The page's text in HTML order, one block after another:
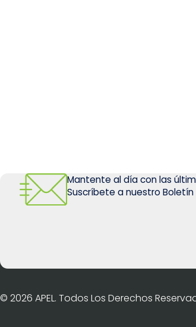
Mantente al día con las
Suscríbete a nuestro Boletín
© 2026 APEL. Todos Los Derechos